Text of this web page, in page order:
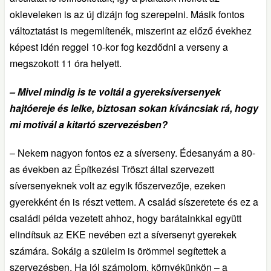
okleveleken is az új dizájn fog szerepelni. Másik fontos
változtatást is megemlítenék, miszerint az előző évekhez
képest idén reggel 10-kor fog kezdődni a verseny a
megszokott 11 óra helyett.
– Mivel mindig is te voltál a gyereksíversenyek
hajtóereje és lelke, biztosan sokan kíváncsiak rá, hogy
mi motivál a kitartó szervezésben?
– Nekem nagyon fontos ez a síverseny. Édesanyám a 80-
as években az Építkezési Tröszt által szervezett
síversenyeknek volt az egyik főszervezője, ezeken
gyerekként én is részt vettem. A család síszeretete és ez a
családi példa vezetett ahhoz, hogy barátainkkal együtt
elindítsuk az EKE nevében ezt a síversenyt gyerekek
számára. Sokáig a szüleim is örömmel segítettek a
szervezésben. Ha jól számolom, környékünkön – a